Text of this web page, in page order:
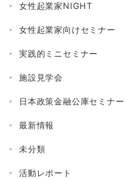
女性起業家NIGHT
女性起業家向けセミナー
実践的ミニセミナー
施設見学会
日本政策金融公庫セミナー
最新情報
未分類
活動レポート